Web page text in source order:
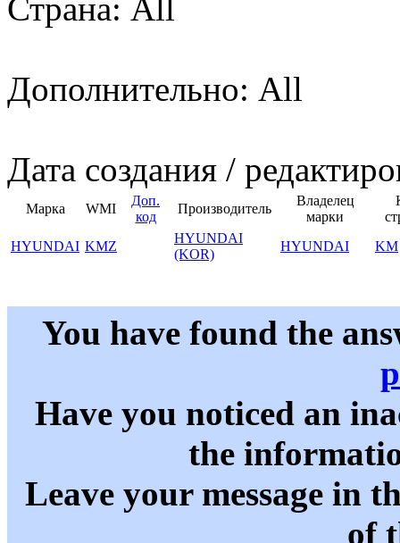
Страна: All
Дополнительно: All
Дата создания /
Марка WMI
Доп.
код
Производитель
Владелец
марки
HYUNDAI KMZ
HYUNDAI
(KOR)
HYUNDAI KM
You have found the
Have you noticed an
the
Leave your message in
of